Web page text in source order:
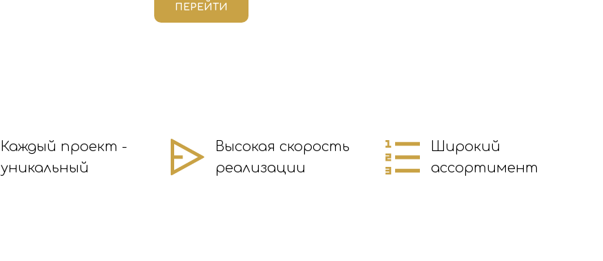
ПЕРЕЙТИ
Каждый проект -
уникальный
Высокая скорость
реализации
Широкий
ассортимент